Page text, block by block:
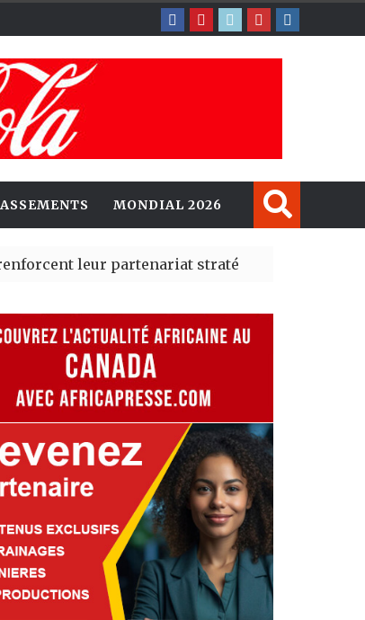
MONDIAL 2026
leur partenariat stratégique avec un cap sur